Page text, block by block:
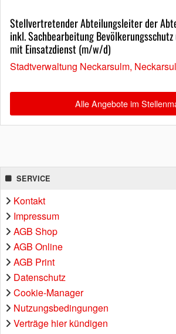
Stellvertretender Abteilungsleiter der
inkl. Sachbearbeitung
mit Einsatzdienst (m/w/d)
Stadtverwaltung Neckarsulm,
Alle Angebote im
SERVICE
Kontakt
Impressum
AGB Shop
AGB Online
AGB Print
Datenschutz
Cookie-Manager
Nutzungsbedingungen
Verträge hier kündigen